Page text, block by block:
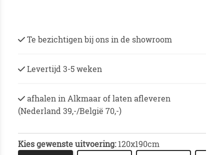
Te bezichtigen bij ons in de showroom
Levertijd 3-5 weken
afhalen in Alkmaar of laten afleveren
(Nederland 39,-/België 70,-)
Kies gewenste uitvoering: 120x190cm